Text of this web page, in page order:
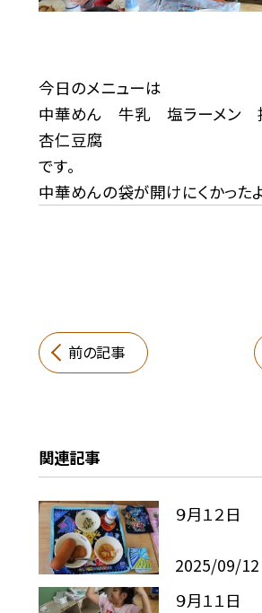
今日のメニューは
中華めん 牛乳 塩ラーメン
杏仁豆腐
です。
中華めんの袋が開けにくかったよ
前の記事
関連記事
９月１２日
2025/09/12
９月１１日